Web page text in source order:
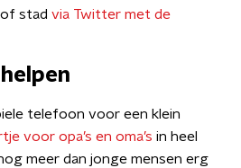
stad via Twitter met de
telefoon voor een klein
voor opa’s en oma’s in heel
meer dan jonge mensen erg